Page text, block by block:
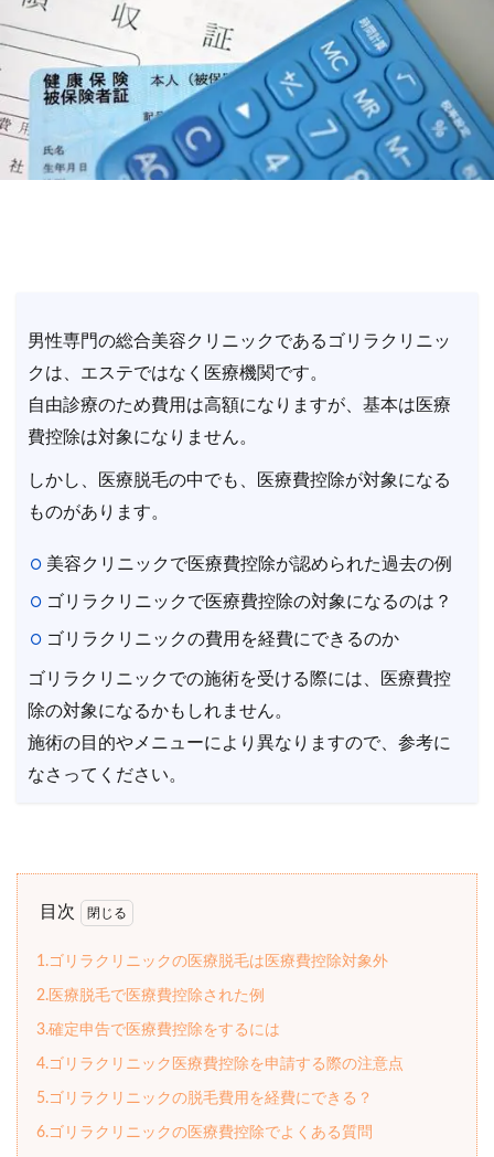
男性専門の総合美容クリニックであるゴリラクリニッ
クは、エステではなく医療機関です。
自由診療のため費用は高額になりますが、基本は医療
費控除は対象になりません。
しかし、医療脱毛の中でも、医療費控除が対象になる
ものがあります。
美容クリニックで医療費控除が認められた過去の例
ゴリラクリニックで医療費控除の対象になるのは？
ゴリラクリニックの費用を経費にできるのか
ゴリラクリニックでの施術を受ける際には、医療費控
除の対象になるかもしれません。
施術の目的やメニューにより異なりますので、参考に
なさってください。
目次
1.ゴリラクリニックの医療脱毛は医療費控除対象外
2.医療脱毛で医療費控除された例
3.確定申告で医療費控除をするには
4.ゴリラクリニック医療費控除を申請する際の注意点
5.ゴリラクリニックの脱毛費用を経費にできる？
6.ゴリラクリニックの医療費控除でよくある質問